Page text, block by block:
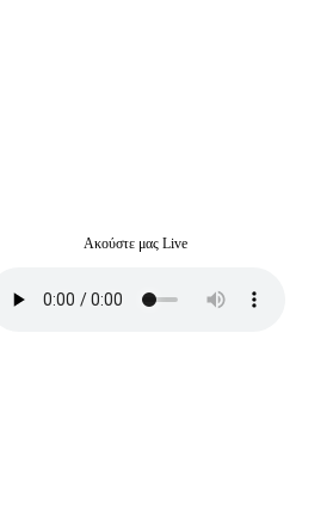
Ακούστε μας Live